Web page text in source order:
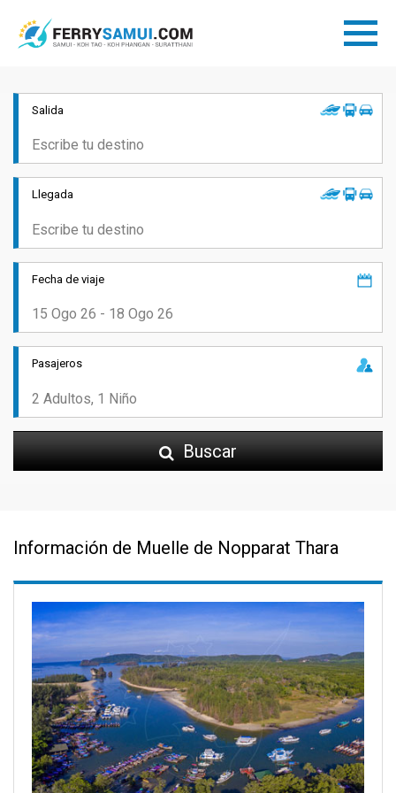
Salida
Llegada
Fecha de viaje
Pasajeros
Buscar
Información de Muelle de Nopparat Thara